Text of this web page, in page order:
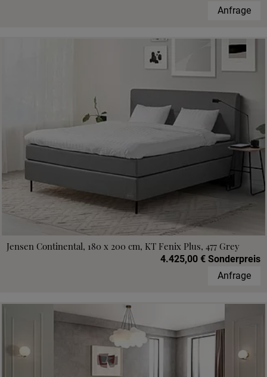
Anfrage
Jensen Continental, 180 x 200 cm, KT Fenix Plus, 477 Grey
4.425,00 € Sonderpreis
Anfrage